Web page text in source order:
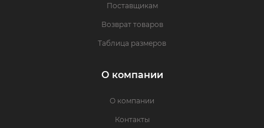
Поставщикам
Возврат товаров
Таблица размеров
О компании
О компании
Контакты